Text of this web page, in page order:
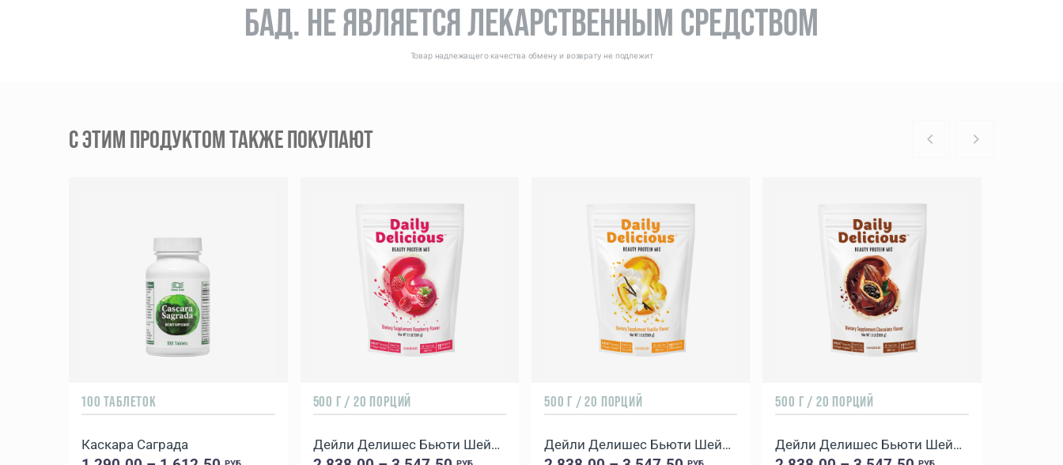
БАД. НЕ ЯВЛЯЕТСЯ ЛЕКАРСТВЕННЫМ СРЕДСТВОМ
Товар надлежащего качества обмену и возврату не подлежит
С ЭТИМ ПРОДУКТОМ ТАКЖЕ ПОКУПАЮТ
100 ТАБЛЕТОК
Каcкара Саграда
500 Г / 20 ПОРЦИЙ
Дейли Делишес Бьюти Шейк Малина
500 Г / 20 ПОРЦИЙ
Дейли Делишес Бьюти Шейк Ваниль
500 Г / 20 ПОРЦИЙ
Дейли Делишес Бьюти Шейк Шоколад